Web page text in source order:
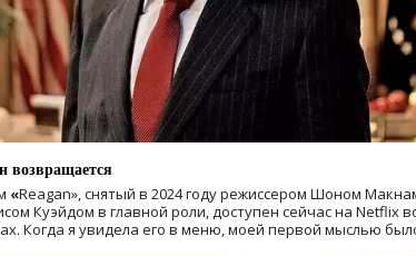
возвращается
«Reagan», снятый в 2024 годурежиссером Шоном
Куэйдом в главной роли, доступен сейчас на Netflix
Когда я увидела его в меню, моей первой мыслью